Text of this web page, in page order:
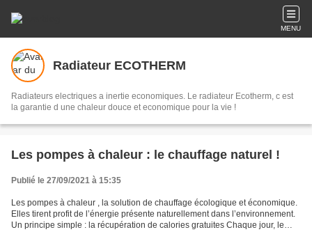
MENU
Radiateur ECOTHERM
Radiateurs electriques a inertie economiques. Le radiateur Ecotherm, c est
la garantie d une chaleur douce et economique pour la vie !
Les pompes à chaleur : le chauffage naturel !
Publié le 27/09/2021 à 15:35
Les pompes à chaleur , la solution de chauffage écologique et économique.
Elles tirent profit de l’énergie présente naturellement dans l’environnement.
Un principe simple : la récupération de calories gratuites Chaque jour, le